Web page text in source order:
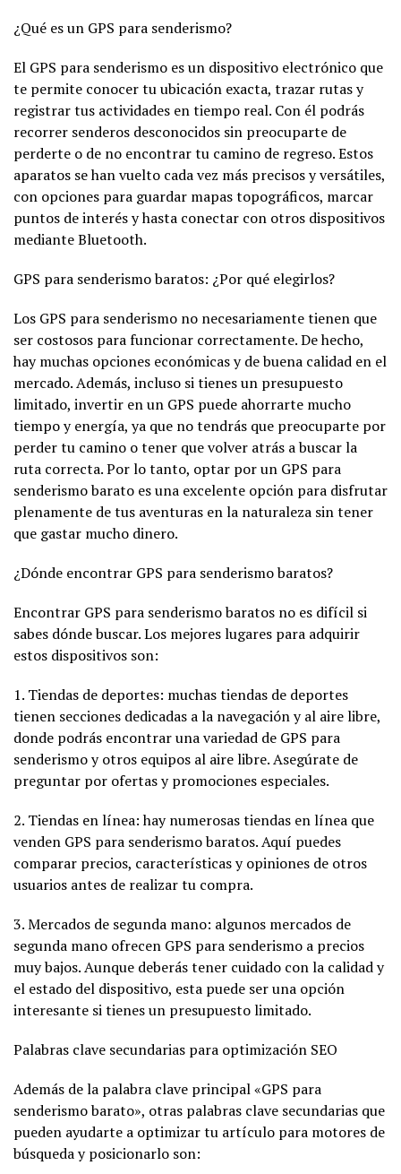
¿Qué es un GPS para senderismo?
El GPS para senderismo es un dispositivo electrónico que
te permite conocer tu ubicación exacta, trazar rutas y
registrar tus actividades en tiempo real. Con él podrás
recorrer senderos desconocidos sin preocuparte de
perderte o de no encontrar tu camino de regreso. Estos
aparatos se han vuelto cada vez más precisos y versátiles,
con opciones para guardar mapas topográficos, marcar
puntos de interés y hasta conectar con otros dispositivos
mediante Bluetooth.
GPS para senderismo baratos: ¿Por qué elegirlos?
Los GPS para senderismo no necesariamente tienen que
ser costosos para funcionar correctamente. De hecho,
hay muchas opciones económicas y de buena calidad en el
mercado. Además, incluso si tienes un presupuesto
limitado, invertir en un GPS puede ahorrarte mucho
tiempo y energía, ya que no tendrás que preocuparte por
perder tu camino o tener que volver atrás a buscar la
ruta correcta. Por lo tanto, optar por un GPS para
senderismo barato es una excelente opción para disfrutar
plenamente de tus aventuras en la naturaleza sin tener
que gastar mucho dinero.
¿Dónde encontrar GPS para senderismo baratos?
Encontrar GPS para senderismo baratos no es difícil si
sabes dónde buscar. Los mejores lugares para adquirir
estos dispositivos son:
1. Tiendas de deportes: muchas tiendas de deportes
tienen secciones dedicadas a la navegación y al aire libre,
donde podrás encontrar una variedad de GPS para
senderismo y otros equipos al aire libre. Asegúrate de
preguntar por ofertas y promociones especiales.
2. Tiendas en línea: hay numerosas tiendas en línea que
venden GPS para senderismo baratos. Aquí puedes
comparar precios, características y opiniones de otros
usuarios antes de realizar tu compra.
3. Mercados de segunda mano: algunos mercados de
segunda mano ofrecen GPS para senderismo a precios
muy bajos. Aunque deberás tener cuidado con la calidad y
el estado del dispositivo, esta puede ser una opción
interesante si tienes un presupuesto limitado.
Palabras clave secundarias para optimización SEO
Además de la palabra clave principal «GPS para
senderismo barato», otras palabras clave secundarias que
pueden ayudarte a optimizar tu artículo para motores de
búsqueda y posicionarlo son: